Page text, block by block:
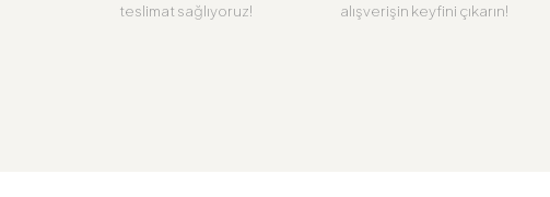
teslimat sağlıyoruz!
alışverişin keyfini çıkarın!